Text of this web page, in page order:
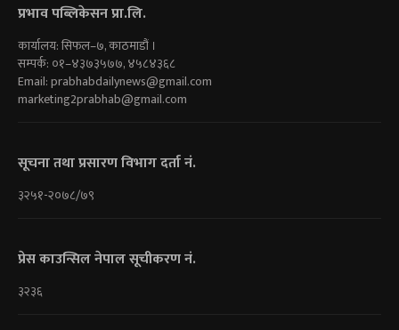
प्रभाव पब्लिकेसन प्रा.लि.
कार्यालय: सिफल–७, काठमाडौं ।
सम्पर्क: ०१–४३७३५७७, ४५८४३६८
Email:prabhabdailynews@gmail.com
marketing2prabhab@gmail.com
सूचना तथा प्रसारण विभाग दर्ता नं.
३२५१-२०७८/७९
प्रेस काउन्सिल नेपाल सूचीकरण नं.
३२३६